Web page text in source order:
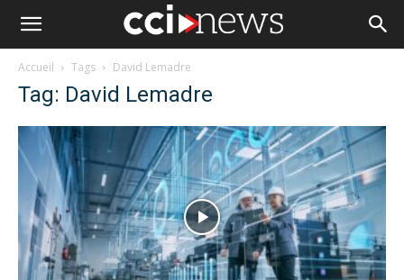
Accueil Tags David Lemadre
Tag: David Lemadre